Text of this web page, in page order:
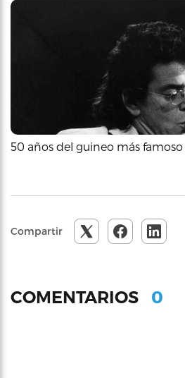
50 años del guineo más
Compartir
COMENTARIOS 0